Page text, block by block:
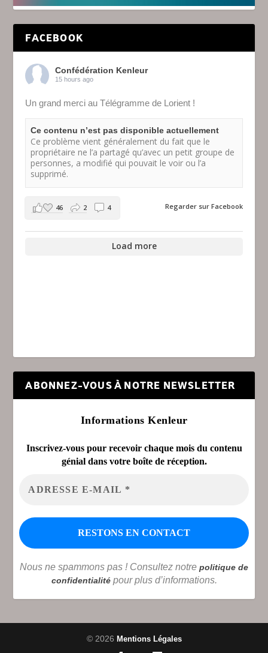
FACEBOOK
Confédération Kenleur
15 hours ago
Un grand merci au Télégramme de Lorient !
Ce contenu n’est pas disponible actuellement
Ce problème vient généralement du fait que le
propriétaire ne l’a partagé qu’avec un petit groupe de
personnes, a modifié qui pouvait le voir ou l’a
supprimé.
Regarder sur Facebook
46 2 4
Load more
ABONNEZ-VOUS À NOTRE NEWSLETTER
Informations Kenleur
Inscrivez-vous pour recevoir chaque mois du contenu
génial dans votre boîte de réception.
Nous ne spammons pas ! Consultez notre politique de
confidentialitépour plus d’informations.
© 2026 Mentions Légales